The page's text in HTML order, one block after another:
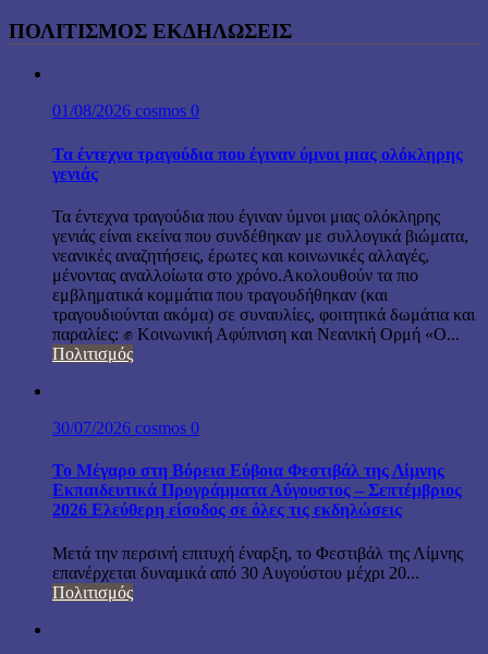
ΠΟΛΙΤΙΣΜΟΣ ΕΚΔΗΛΩΣΕΙΣ
01/08/2026 cosmos 0
Τα έντεχνα τραγούδια που έγιναν ύμνοι μιας ολόκληρης
γενιάς
Τα έντεχνα τραγούδια που έγιναν ύμνοι μιας ολόκληρης
γενιάς είναι εκείνα που συνδέθηκαν με συλλογικά βιώματα,
νεανικές αναζητήσεις, έρωτες και κοινωνικές αλλαγές,
μένοντας αναλλοίωτα στο χρόνο.Ακολουθούν τα πιο
εμβληματικά κομμάτια που τραγουδήθηκαν (και
τραγουδιούνται ακόμα) σε συναυλίες, φοιτητικά δωμάτια και
παραλίες: ✊ Κοινωνική Αφύπνιση και Νεανική Ορμή «Ο...
Πολιτισμός
30/07/2026 cosmos 0
Το Μέγαρο στη Βόρεια Εύβοια Φεστιβάλ της Λίμνης
Εκπαιδευτικά Προγράμματα Αύγουστος – Σεπτέμβριος
2026 Ελεύθερη είσοδος σε όλες τις εκδηλώσεις
Μετά την περσινή επιτυχή έναρξη, το Φεστιβάλ της Λίμνης
επανέρχεται δυναμικά από 30 Αυγούστου μέχρι 20...
Πολιτισμός